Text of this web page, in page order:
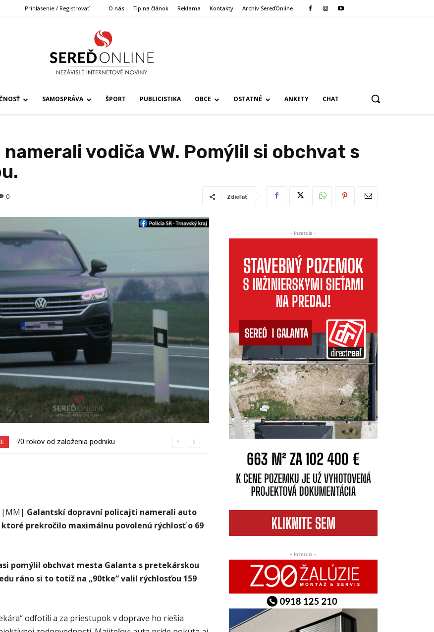
Prihlásenie / Registrovať O nás Tip na článok Reklama Kontakty Archív SereďOnline
SAMOSPRÁVA ŠPORT PUBLICISTIKA OBCE OSTATNÉ ANKETY CHAT
vodiča VW. Pomýlil si obchvat s
0 Zdieľať
70 rokov od založenia podniku
Pri venčení na Jesenského ulici mal
|MM| Galantskí dopravní policajti namerali auto
ktoré prekročilo maximálnu povolenú rýchlosť o 69
pomýlil obchvat mesta Galanta s pretekárskou
ráno si to totiž na „90tke“ valil rýchlosťou 159
odfotili a za priestupok v doprave ho riešia
- Inzercia -
- Inzercia -